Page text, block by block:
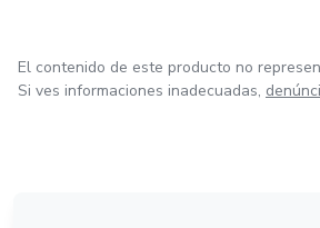
El contenido de este producto no
Si ves informaciones inadecuadas,